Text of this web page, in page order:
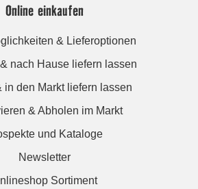
Online einkaufen
& Lieferoptionen
nach Hause liefern lassen
in den Markt liefern lassen
& Abholen im Markt
und Kataloge
Newsletter
Sortiment